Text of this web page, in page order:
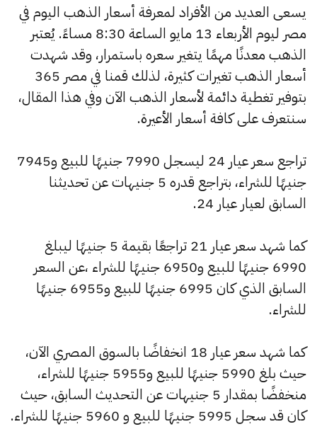
يسعى العديد من الأفراد لمعرفة أسعار الذهب اليوم في
مصر ليوم الأربعاء 13 مايو الساعة 8:30 مساءً. يُعتبر
الذهب معدنًا مهمًا يتغير سعره باستمرار، وقد شهدت
أسعار الذهب تغيرات كثيرة، لذلك قمنا في مصر 365
بتوفير تغطية دائمة لأسعار الذهب الآن وفي هذا المقال،
سنتعرف على كافة أسعار الأعيرة.
تراجع سعر عيار 24 ليسجل 7990 جنيهًا للبيع و7945
جنيهًا للشراء، بتراجع قدره 5 جنيهات عن تحديثنا
السابق لعيار عيار 24.
كما شهد سعر عيار 21 تراجعًا بقيمة 5 جنيهًا ليبلغ
6990 جنيهًا للبيع و6950 جنيهًا للشراء ،عن السعر
السابق الذي كان 6995 جنيهًا للبيع و6955 جنيهًا
للشراء.
كما شهد سعر عيار 18 انخفاضًا بالسوق المصري الآن،
حيث بلغ 5990 جنيهًا للبيع و5955 جنيهًا للشراء،
منخفضًا بمقدار 5 جنيهات عن التحديث السابق، حيث
كان قد سجل 5995 جنيهًا للبيع و 5960 جنيهًا للشراء.